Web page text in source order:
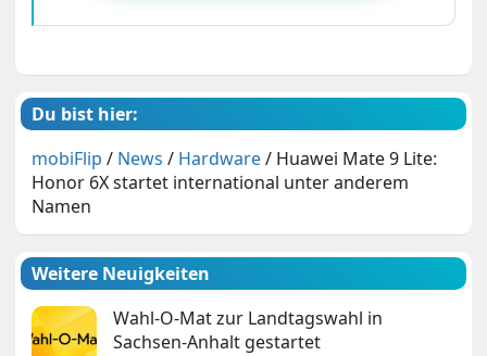
Du bist hier:
mobiFlip / News / Hardware/ Huawei Mate 9 Lite:
Honor 6X startet international unter anderem
Namen
Weitere Neuigkeiten
Wahl-O-Mat zur Landtagswahl in
Sachsen-Anhalt gestartet